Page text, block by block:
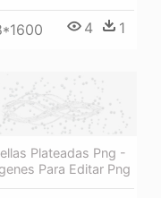
4 1
Plateadas Png -
Para Editar Png